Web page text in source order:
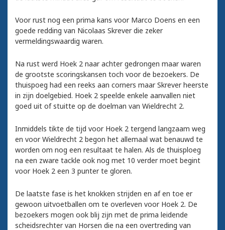
Voor rust nog een prima kans voor Marco Doens en een
goede redding van Nicolaas Skrever die zeker
vermeldingswaardig waren.
Na rust werd Hoek 2 naar achter gedrongen maar waren
de grootste scoringskansen toch voor de bezoekers. De
thuispoeg had een reeks aan corners maar Skrever heerste
in zijn doelgebied. Hoek 2 speelde enkele aanvallen niet
goed uit of stuitte op de doelman van Wieldrecht 2.
Inmiddels tikte de tijd voor Hoek 2 tergend langzaam weg
en voor Wieldrecht 2 begon het allemaal wat benauwd te
worden om nog een resultaat te halen. Als de thuisploeg
na een zware tackle ook nog met 10 verder moet begint
voor Hoek 2 een 3 punter te gloren.
De laatste fase is het knokken strijden en af en toe er
gewoon uitvoetballen om te overleven voor Hoek 2. De
bezoekers mogen ook blij zijn met de prima leidende
scheidsrechter van Horsen die na een overtreding van